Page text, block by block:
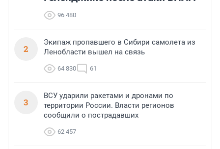
96 480
2
Экипаж пропавшего в Сибири самолета из
Ленобласти вышел на связь
64 830 61
3
ВСУ ударили ракетами и дронами по
территории России. Власти регионов
сообщили о пострадавших
62 457